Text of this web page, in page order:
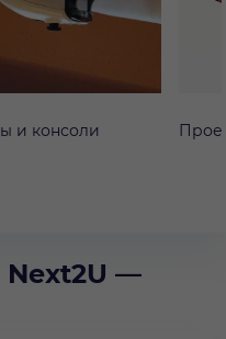
и консоли
Next2U —